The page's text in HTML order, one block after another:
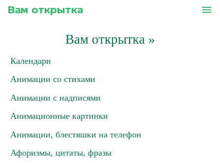
Вам открытка menu
Вам открытка»
Календари
Анимации со стихами
Анимации с надписями
Анимационные картинки
Анимации, блестяшки на телефон
Афоризмы, цитаты, фразы